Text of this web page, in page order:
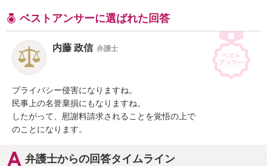
ベストアンサーに選ばれた回答
内藤 政信 弁護士
プライバシー侵害になりますね。
民事上の名誉棄損にもなりますね。
したがって、慰謝料請求されることを覚悟の上で
のことになります。
弁護士からの回答タイムライン